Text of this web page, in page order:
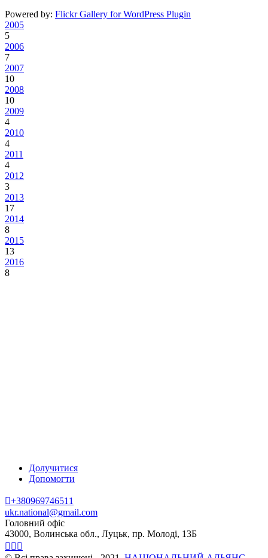
Powered by: Flickr Gallery for WordPress Plugin
2005
5
2006
7
2007
10
2008
10
2009
4
2010
4
2011
4
2012
3
2013
17
2014
8
2015
13
2016
8
Долучитися
Допомогти
+380969746511
ukr.national@gmail.com
Головний офіс
43000, Волинська обл., Луцьк, пр. Молоді, 13Б